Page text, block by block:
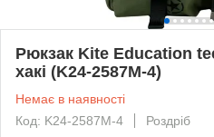
Рюкзак Kite Education
хакі (K24-2587M-4)
Немає в наявності
Код: K24-2587M-4
Роздріб